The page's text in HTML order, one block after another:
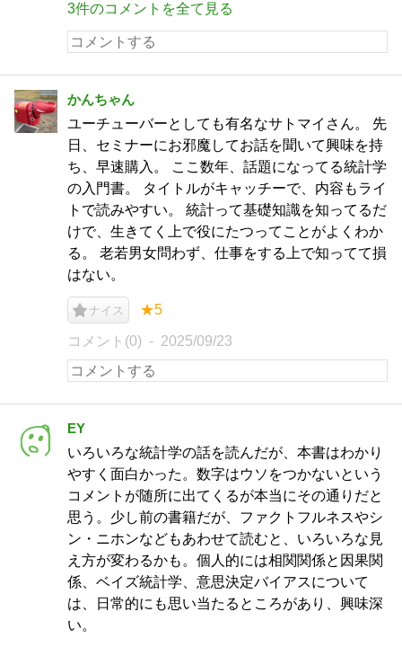
3件のコメントを全て見る
かんちゃん
ユーチューバーとしても有名なサトマイさん。 先
日、セミナーにお邪魔してお話を聞いて興味を持
ち、早速購入。 ここ数年、話題になってる統計学
の入門書。 タイトルがキャッチーで、内容もライ
トで読みやすい。 統計って基礎知識を知ってるだ
けで、生きてく上で役にたつってことがよくわか
る。 老若男女問わず、仕事をする上で知ってて損
はない。
ナイス ★5
コメント(0) 2025/09/23
EY
いろいろな統計学の話を読んだが、本書はわかり
やすく面白かった。数字はウソをつかないという
コメントが随所に出てくるが本当にその通りだと
思う。少し前の書籍だが、ファクトフルネスやシ
ン・ニホンなどもあわせて読むと、いろいろな見
え方が変わるかも。個人的には相関関係と因果関
係、ベイズ統計学、意思決定バイアスについて
は、日常的にも思い当たるところがあり、興味深
い。